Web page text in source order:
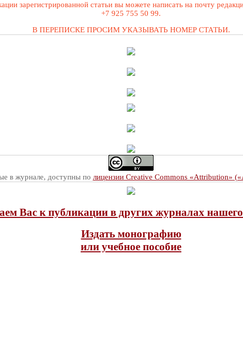
зарегистрированной статьи вы можете написать на почту
+7 925 755 50 99.
В ПЕРЕПИСКЕ ПРОСИМ УКАЗЫВАТЬ НОМЕР СТАТЬИ.
в журнале, доступны по лицензии Creative Commons «Attribution»
Вас к публикации в других журналах нашего
Издать монографию
или учебное пособие